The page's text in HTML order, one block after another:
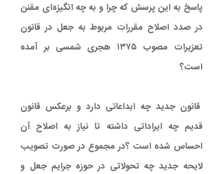
پاسخ به این پرسش که چرا و به چه انگیزه‌ای مقنن
در صدد اصلاح مقررات مربوط به جعل در قانون
تعزیرات مصوب ۱۳۷۵ هجری شمسی بر آمده
است؟
قانون جدید چه ابداعاتی دارد و برعکس قانون
قدیم چه ایراداتی داشته تا نیاز به اصلاح آن
احساس شده است ؟در مجموع در صورت تصویب
لایحه جدید چه تحولاتی در حوزه جرایم جعل و